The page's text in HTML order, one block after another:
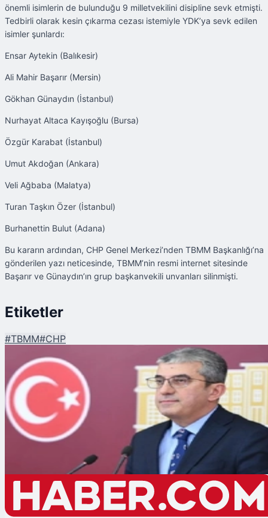
önemli isimlerin de bulunduğu 9 milletvekilini disipline sevk etmişti.
Tedbirli olarak kesin çıkarma cezası istemiyle YDK’ya sevk edilen
isimler şunlardı:
Ensar Aytekin (Balıkesir)
Ali Mahir Başarır (Mersin)
Gökhan Günaydın (İstanbul)
Nurhayat Altaca Kayışoğlu (Bursa)
Özgür Karabat (İstanbul)
Umut Akdoğan (Ankara)
Veli Ağbaba (Malatya)
Turan Taşkın Özer (İstanbul)
Burhanettin Bulut (Adana)
Bu kararın ardından, CHP Genel Merkezi’nden TBMM Başkanlığı’na
gönderilen yazı neticesinde, TBMM’nin resmi internet sitesinde
Başarır ve Günaydın’ın grup başkanvekili unvanları silinmişti.
Etiketler
#TBMM#CHP
Şu An Okunan
CHP'de Disiplin Sürecinde Kritik Gelişme: Gökhan Günaydın Görevine İade
Edildi